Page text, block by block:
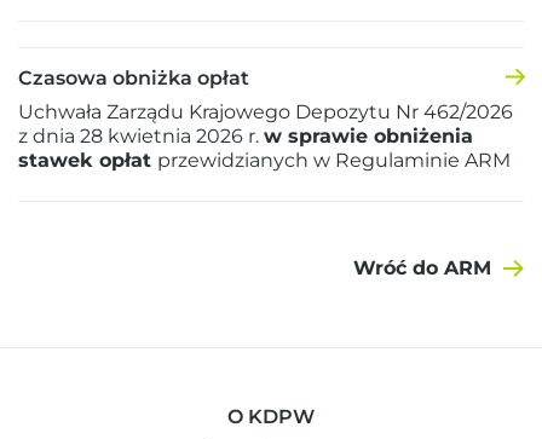
Czasowa obniżka opłat
Uchwała Zarządu Krajowego Depozytu Nr 462/2026
z dnia 28 kwietnia 2026 r. w sprawie obniżenia
stawek opłat przewidzianych w Regulaminie ARM
Wróć do ARM
O KDPW